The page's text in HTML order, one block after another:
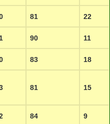
81 22
90 11
83 18
81 15
84 9